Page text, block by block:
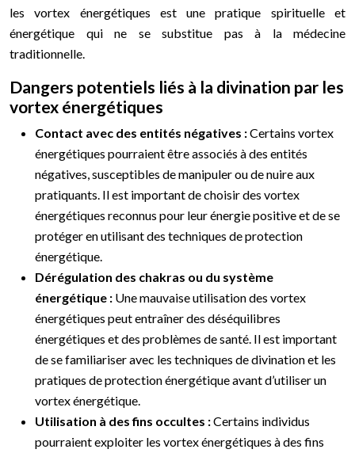
les vortex énergétiques est une pratique spirituelle et
énergétique qui ne se substitue pas à la médecine
traditionnelle.
Dangers potentiels liés à la divination par les
vortex énergétiques
Contact avec des entités négatives :Certains vortex
énergétiques pourraient être associés à des entités
négatives, susceptibles de manipuler ou de nuire aux
pratiquants. Il est important de choisir des vortex
énergétiques reconnus pour leur énergie positive et de se
protéger en utilisant des techniques de protection
énergétique.
Dérégulation des chakras ou du système
énergétique : Une mauvaise utilisation des vortex
énergétiques peut entraîner des déséquilibres
énergétiques et des problèmes de santé. Il est important
de se familiariser avec les techniques de divination et les
pratiques de protection énergétique avant d’utiliser un
vortex énergétique.
Utilisation à des fins occultes :Certains individus
pourraient exploiter les vortex énergétiques à des fins